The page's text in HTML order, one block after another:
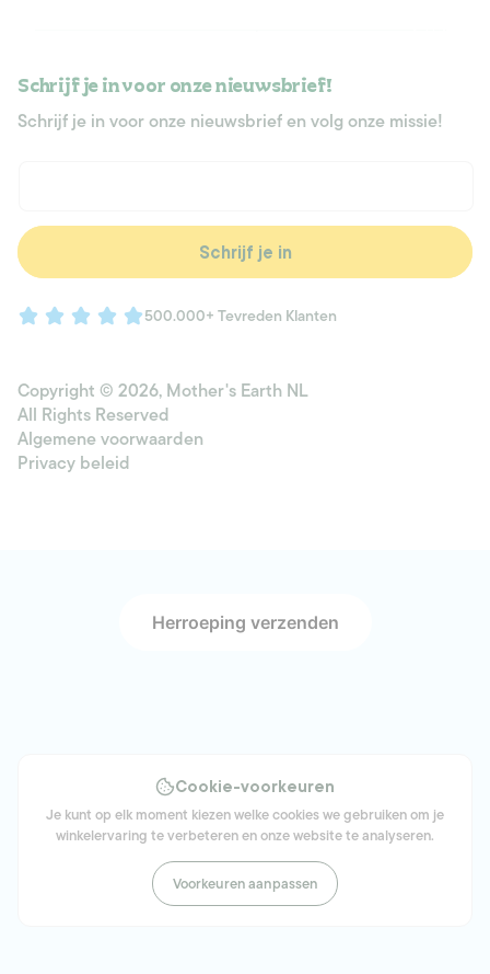
Schrijf je in voor onze nieuwsbrief!
Schrijf je in voor onze nieuwsbrief en volg onze missie!
E‑mail
Schrijf je in
500.000+ Tevreden Klanten
Copyright © 2026,Mother's Earth NL
All Rights Reserved
Algemene voorwaarden
Privacy beleid
Herroeping verzenden
Cookie-voorkeuren
Je kunt op elk moment kiezen welke cookies we gebruiken om je
winkelervaring te verbeteren en onze website te analyseren.
Voorkeuren aanpassen